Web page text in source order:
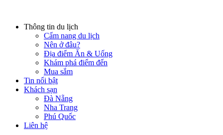
Thông tin du lịch
Cẩm nang du lịch
Nên ở đâu?
Địa điểm Ăn & Uống
Khám phá điểm đến
Mua sắm
Tin nổi bật
Khách sạn
Đà Nẵng
Nha Trang
Phú Quốc
Liên hệ